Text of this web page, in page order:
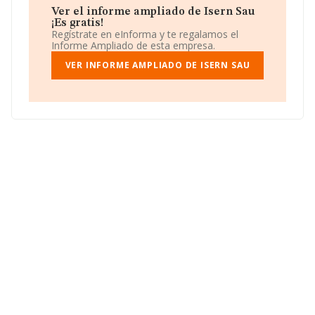
Celestiaprix S.L; sin embargo, por detras de ella se
encuentran compañías como:
LimitadayVapers Groups Sevilla Sociedad
Limitada. Ha subido del 36.948 al 36.878 en el ranking
nacional, incrementando su posición de 70 puestos. Se
encuentran en una mejor posición las siguientes
empresas:Etiquetas Adhegrafic S.LyFrutos Secos
se encuentran empresas como:Construcciones Just
Ver el informe ampliado de Isern Sau
¡Es gratis!
Regístrate en eInforma y te regalamos el
Informe Ampliado de esta empresa.
VER INFORME AMPLIADO DE ISERN SAU